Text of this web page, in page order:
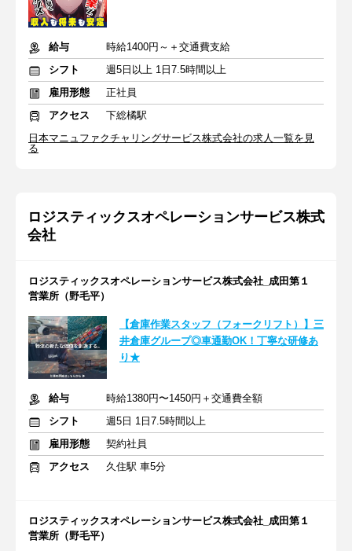
給与
時給1400円～＋交通費支給
シフト
週5日以上 1日7.5時間以上
雇用形態
正社員
アクセス
下総橘駅
日本マニュファクチャリングサービス株式会社の求人一覧を見
る
ロジスティックスオペレーションサービス株式
会社
ロジスティックスオペレーションサービス株式会社_成田第１
営業所（野毛平）
【倉庫作業スタッフ（フォークリフト）】三
井倉庫グループ◎車通勤OK！丁寧な研修あ
り★
給与
時給1380円〜1450円＋交通費全額
シフト
週5日 1日7.5時間以上
雇用形態
契約社員
アクセス
久住駅 車5分
ロジスティックスオペレーションサービス株式会社_成田第１
営業所（野毛平）